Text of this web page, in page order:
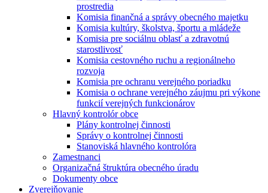
prostredia
Komisia finančná a správy obecného majetku
Komisia kultúry, školstva, športu a mládeže
Komisia pre sociálnu oblasť a zdravotnú
starostlivosť
Komisia cestovného ruchu a regionálneho
rozvoja
Komisia pre ochranu verejného poriadku
Komisia o ochrane verejného záujmu pri výkone
funkcií verejných funkcionárov
Hlavný kontrolór obce
Plány kontrolnej činnosti
Správy o kontrolnej činnosti
Stanoviská hlavného kontrolóra
Zamestnanci
Organizačná štruktúra obecného úradu
Dokumenty obce
Zverejňovanie